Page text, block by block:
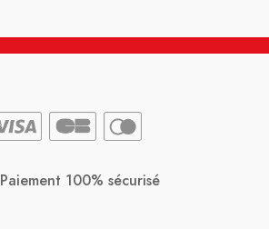
Paiement 100% sécurisé